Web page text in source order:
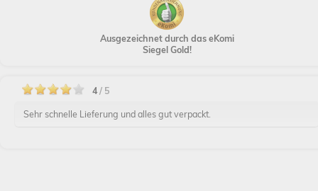
Ausgezeichnet durch das eKomi
Siegel Gold!
4/ 5
Sehr schnelle Lieferung und alles gut verpackt.